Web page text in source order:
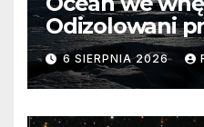
Odizolowani
barierę
6 SIERPNIA 2026